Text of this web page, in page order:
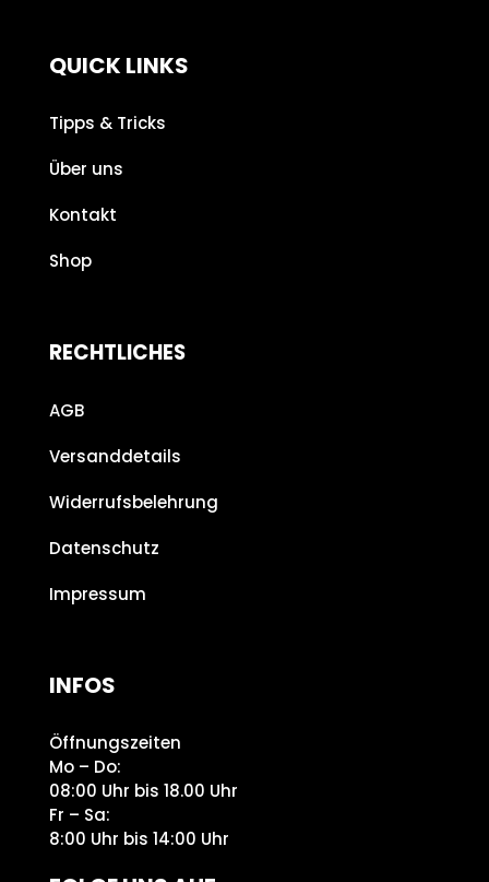
QUICK LINKS
Tipps & Tricks
Über uns
Kontakt
Shop
RECHTLICHES
AGB
Versanddetails
Widerrufsbelehrung
Datenschutz
Impressum
INFOS
Öffnungszeiten
Mo – Do:
08:00 Uhr bis 18.00 Uhr
Fr – Sa:
8:00 Uhr bis 14:00 Uhr